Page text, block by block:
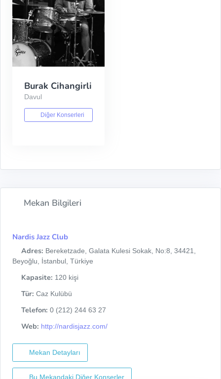
Burak Cihangirli
Davul
Diğer Konserleri
Mekan Bilgileri
Nardis Jazz Club
Adres: Bereketzade, Galata Kulesi Sokak, No:8, 34421,
Beyoğlu, İstanbul, Türkiye
Kapasite: 120 kişi
Tür: Caz Kulübü
Telefon: 0 (212) 244 63 27
Web: http://nardisjazz.com/
Mekan Detayları
Bu Mekandaki Diğer Konserler